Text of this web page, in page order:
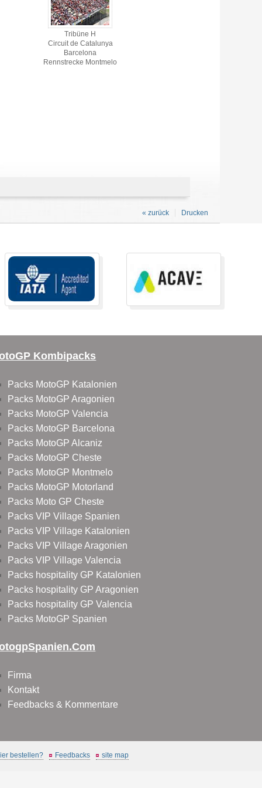
Tribüne H
Circuit de Catalunya
Barcelona
Rennstrecke Montmelo
Drucken
« zurück
Kombipacks
Packs MotoGP Katalonien
Packs MotoGP Aragonien
Packs MotoGP Valencia
Packs MotoGP Barcelona
Packs MotoGP Alcaniz
Packs MotoGP Cheste
Packs MotoGP Montmelo
Packs MotoGP Motorland
Packs Moto GP Cheste
Packs VIP Village Spanien
Packs VIP Village Katalonien
Packs VIP Village Aragonien
Packs VIP Village Valencia
Packs hospitality GP Katalonien
Packs hospitality GP Aragonien
Packs hospitality GP Valencia
Packs MotoGP Spanien
Firma
Kontakt
Feedbacks & Kommentare
bestellen? Feedbacks site map